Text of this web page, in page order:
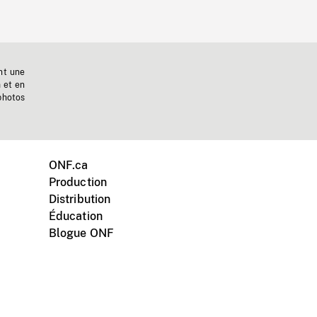
une
et en
ONF.ca
Production
Distribution
Éducation
Blogue ONF